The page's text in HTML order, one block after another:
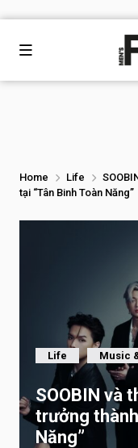
Home Life
tại “Tân Binh Toàn Năng”
Life Music
SOOBIN và
trưởng
Năng”